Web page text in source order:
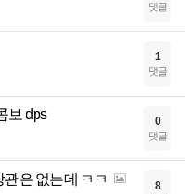
댓글
1
댓글
보 dps 0
댓글
은 없는데 ㅋㅋ 8